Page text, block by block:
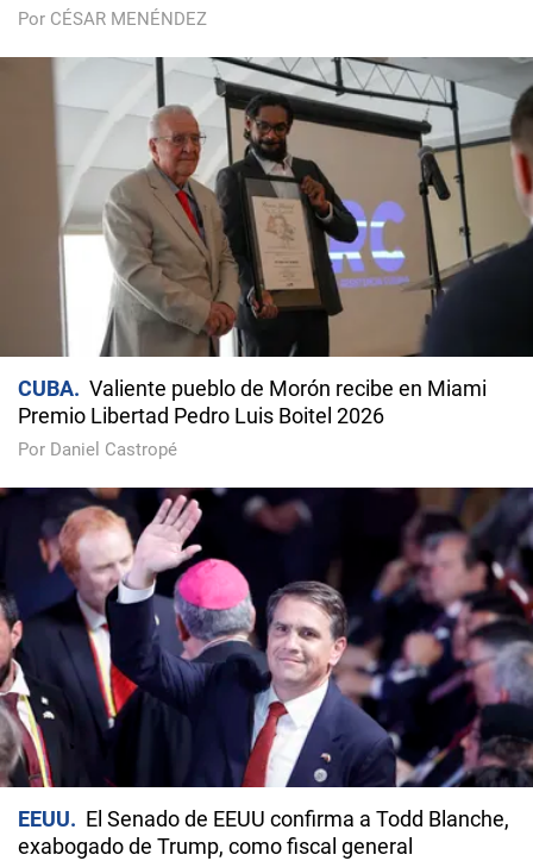
Por CÉSAR MENÉNDEZ
CUBA
Valiente pueblo de Morón recibe en Miami
Premio Libertad Pedro Luis Boitel 2026
Por Daniel Castropé
EEUU
El Senado de EEUU confirma a Todd Blanche,
exabogado de Trump, como fiscal general